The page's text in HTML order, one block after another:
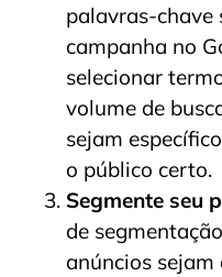
palavras-chave
campanha no
selecionar
volume de
sejam
o público certo.
Segmente seu
de
anúncios